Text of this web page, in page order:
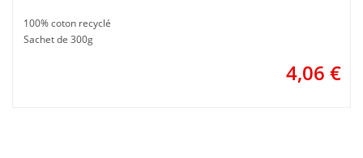
100% coton recyclé
Sachet de 300g
4,06 €